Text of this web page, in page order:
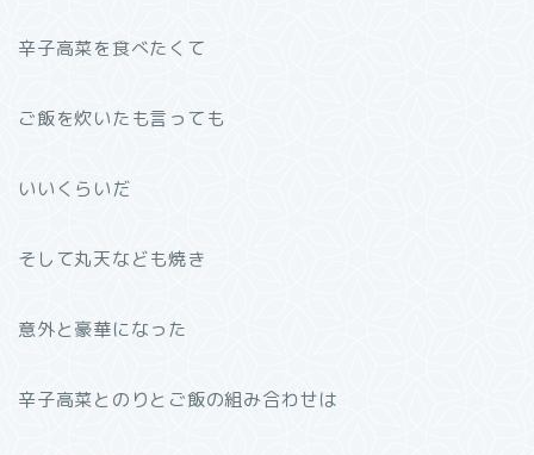
辛子高菜を食べたくて
ご飯を炊いたも言っても
いいくらいだ
そして丸天なども焼き
意外と豪華になった
辛子高菜とのりとご飯の組み合わせは